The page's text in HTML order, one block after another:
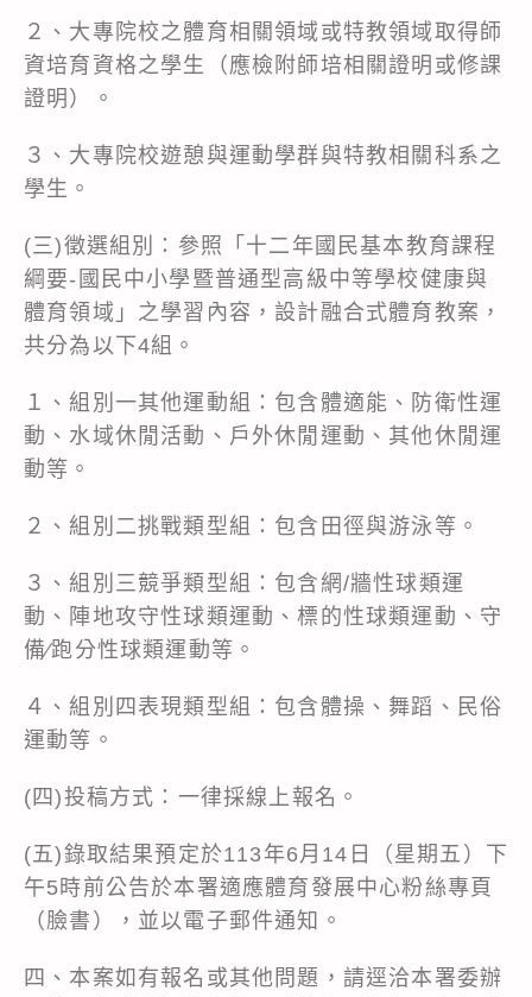
２、大專院校之體育相關領域或特教領域取得師
資培育資格之學生（應檢附師培相關證明或修課
證明）。
３、大專院校遊憩與運動學群與特教相關科系之
學生。
(三)徵選組別：參照「十二年國民基本教育課程
綱要-國民中小學暨普通型高級中等學校健康與
體育領域」之學習內容，設計融合式體育教案，
共分為以下4組。
１、組別一其他運動組：包含體適能、防衛性運
動、水域休閒活動、戶外休閒運動、其他休閒運
動等。
２、組別二挑戰類型組：包含田徑與游泳等。
３、組別三競爭類型組：包含網/牆性球類運
動、陣地攻守性球類運動、標的性球類運動、守
備∕跑分性球類運動等。
４、組別四表現類型組：包含體操、舞蹈、民俗
運動等。
(四)投稿方式：一律採線上報名。
(五)錄取結果預定於113年6月14日（星期五）下
午5時前公告於本署適應體育發展中心粉絲專頁
（臉書），並以電子郵件通知。
四、本案如有報名或其他問題，請逕洽本署委辦